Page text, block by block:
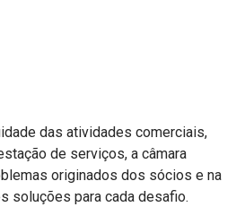
das atividades comerciais,
de serviços, a câmara
originados dos sócios e na
soluções para cada desafio.